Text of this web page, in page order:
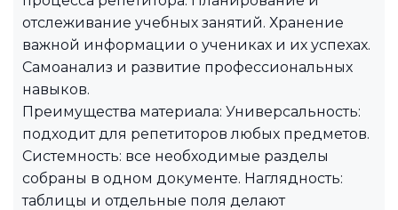
отслеживание учебных занятий. Хранение
важной информации о учениках и их успехах.
Самоанализ и развитие профессиональных
навыков.
Преимущества материала: Универсальность:
подходит для репетиторов любых предметов.
Системность: все необходимые разделы
собраны в одном документе. Наглядность:
таблицы и отдельные поля делают